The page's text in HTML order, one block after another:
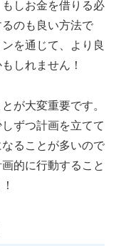
しお金を借りる必
のも良い方法で
を通じて、より良
しれません！
が大変重要です。
ずつ計画を立てて
ることが多いので
的に行動すること